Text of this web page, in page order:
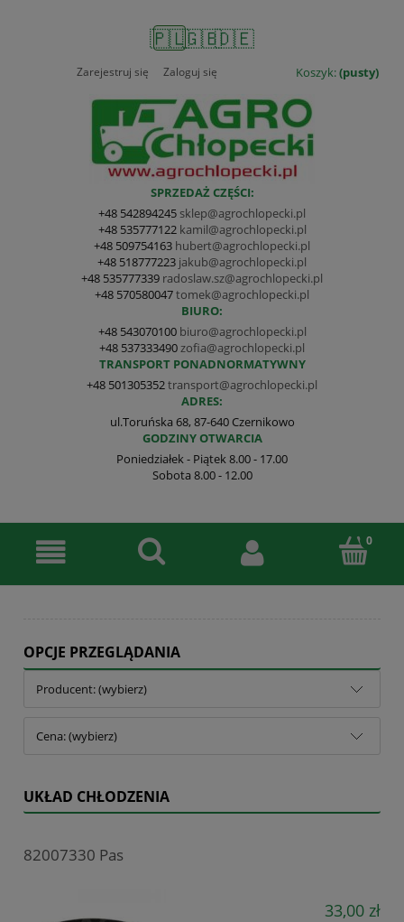
🇵🇱🇬🇧🇩🇪
Koszyk:(pusty)
Zarejestruj się Zaloguj się
SPRZEDAŻ CZĘŚCI:
+48 542894245 sklep@agrochlopecki.pl
+48 535777122 kamil@agrochlopecki.pl
+48 509754163 hubert@agrochlopecki.pl
+48 518777223 jakub@agrochlopecki.pl
+48 535777339 radoslaw.sz@agrochlopecki.pl
+48 570580047tomek@agrochlopecki.pl
BIURO:
+48 543070100 biuro@agrochlopecki.pl
+48 537333490 zofia@agrochlopecki.pl
TRANSPORT PONADNORMATYWNY
+48 501305352transport@agrochlopecki.pl
ADRES:
ul.Toruńska 68, 87-640 Czernikowo
GODZINY OTWARCIA
Poniedziałek - Piątek 8.00 - 17.00
Sobota 8.00 - 12.00
OPCJE PRZEGLĄDANIA
Producent: (wybierz)
Cena: (wybierz)
UKŁAD CHŁODZENIA
82007330 Pas
33,00 zł